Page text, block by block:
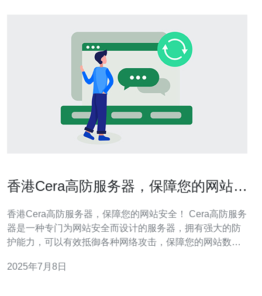
香港Cera高防服务器，保障您的网站安
香港Cera高防服务器，保障您的网站安全！ Cera高防服务
器是一种专门为网站安全而设计的服务器，拥有强大的防
护能力，可以有效抵御各种网络攻击，保障您的网站数据
拥有完善的网络基础设施和法律保护，选择在香港托管网
2025年7月8日